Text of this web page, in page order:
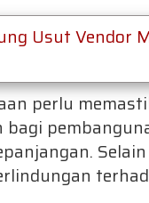
Usut Vendor
perlu
bagi